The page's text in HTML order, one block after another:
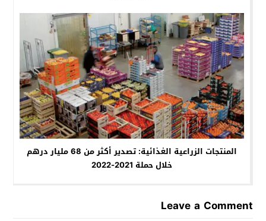
المنتجات الزراعية الغذائية: تصدير أكثر من 68 مليار درهم
خلال حملة 2021-2022
Leave a Comment